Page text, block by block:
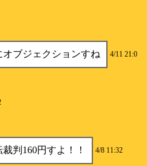
ブジェクションすね 4/11 21:0
判160円すよ！！ 4/8 11:32